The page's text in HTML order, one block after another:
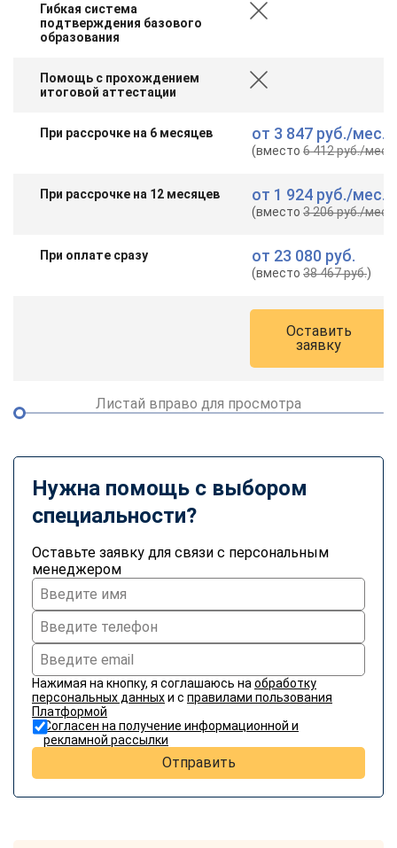
Гибкая система
подтверждения базового
образования
Помощь с прохождением
итоговой аттестации
При рассрочке на 6 месяцев от 3 847 руб./мес.
(вместо6 412 руб./мес.
При рассрочке на 12 месяцев от 1 924 руб./мес.
(вместо3 206 руб./мес.
При оплате сразу от 23 080 руб.
(вместо38 467 руб.)
Оставить
заявку
Листай вправо для просмотра
Нужна помощь с выбором
специальности?
Оставьте заявку для связи с персональным
менеджером
Нажимая на кнопку, я соглашаюсь на обработку
персональных данныхи с правилами пользования
Платформой
Согласен на получение информационной и
рекламной рассылки
Отправить
Мессенджеры
Свяжитесь с нами через любой удобный мессенджер!
Telegram
Vkontakte EMail
Max